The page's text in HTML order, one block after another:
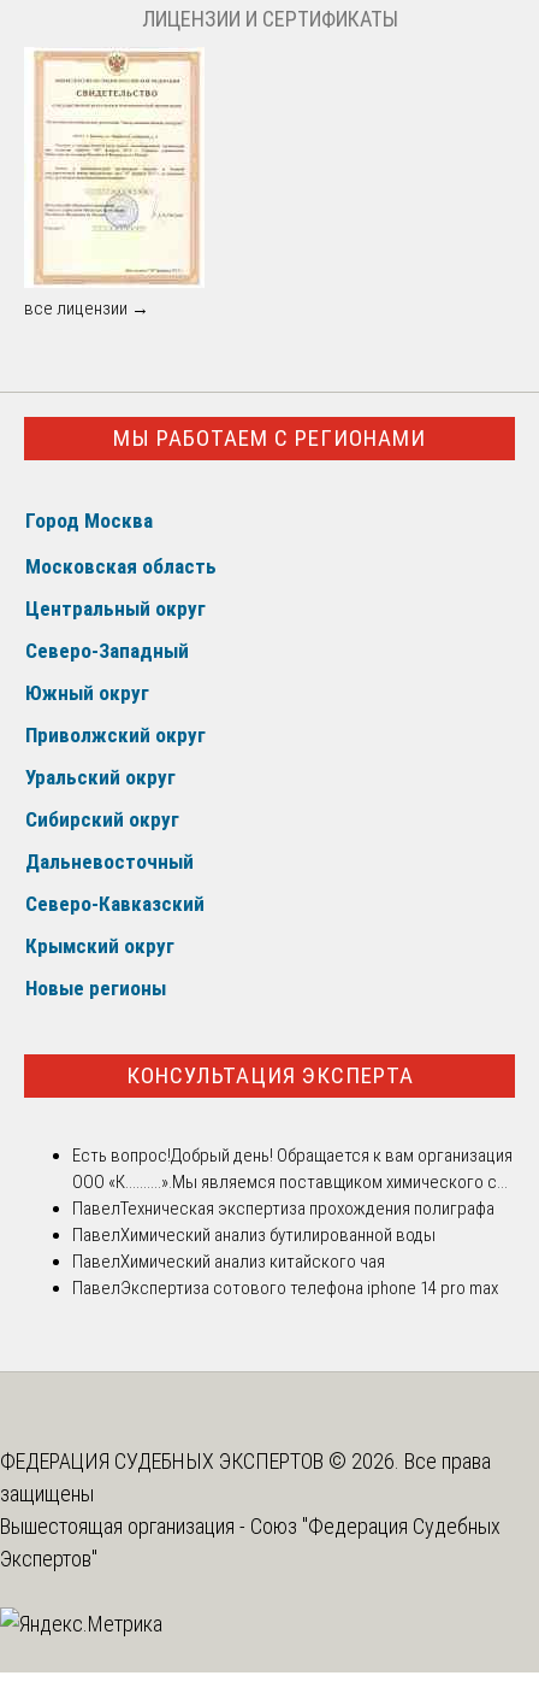
ЛИЦЕНЗИИ И СЕРТИФИКАТЫ
все лицензии →
МЫ РАБОТАЕМ С РЕГИОНАМИ
Город Москва
Московская область
Центральный округ
Северо-Западный
Южный округ
Приволжский округ
Уральский округ
Сибирский округ
Дальневосточный
Северо-Кавказский
Крымский округ
Новые регионы
КОНСУЛЬТАЦИЯ ЭКСПЕРТА
Есть вопрос!Добрый день! Обращается к вам организация
ООО «К..........».Мы являемся поставщиком химического с...
ПавелТехническая экспертиза прохождения полиграфа
ПавелХимический анализ бутилированной воды
ПавелХимический анализ китайского чая
ПавелЭкспертиза сотового телефона iphone 14 pro max
ФЕДЕРАЦИЯ СУДЕБНЫХ ЭКСПЕРТОВ © 2026. Все права
защищены
Вышестоящая организация - Союз "Федерация Судебных
Экспертов"